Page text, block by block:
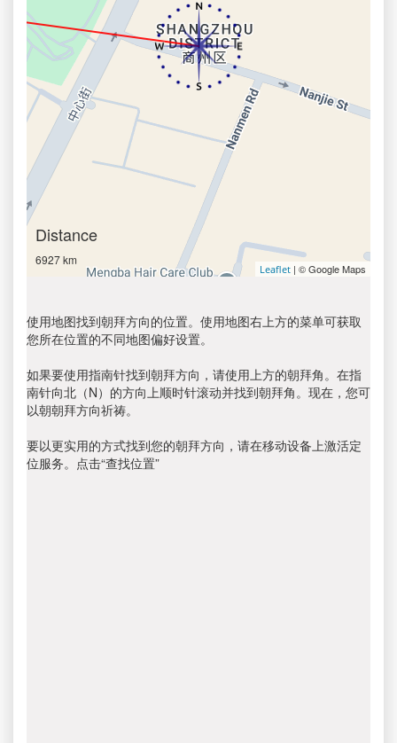
Distance
6927 km
Leaflet | © Google Maps
使用地图找到朝拜方向的位置。使用地图右上方的菜单可获取
您所在位置的不同地图偏好设置。
如果要使用指南针找到朝拜方向，请使用上方的朝拜角。在指
南针向北（N）的方向上顺时针滚动并找到朝拜角。现在，您可
以朝朝拜方向祈祷。
要以更实用的方式找到您的朝拜方向，请在移动设备上激活定
位服务。点击“查找位置”